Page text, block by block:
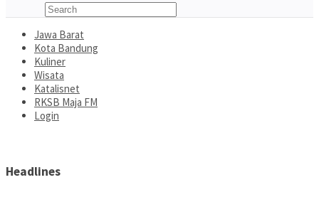
Jawa Barat
Kota Bandung
Kuliner
Wisata
Katalisnet
RKSB Maja FM
Login
Headlines